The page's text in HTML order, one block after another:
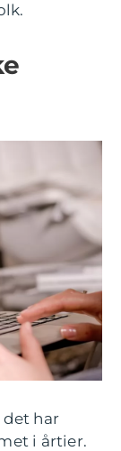
det har
i årtier.